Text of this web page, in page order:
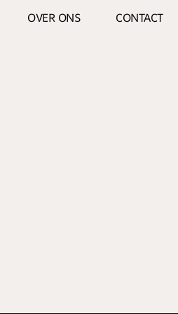
OVER ONS CONTACT